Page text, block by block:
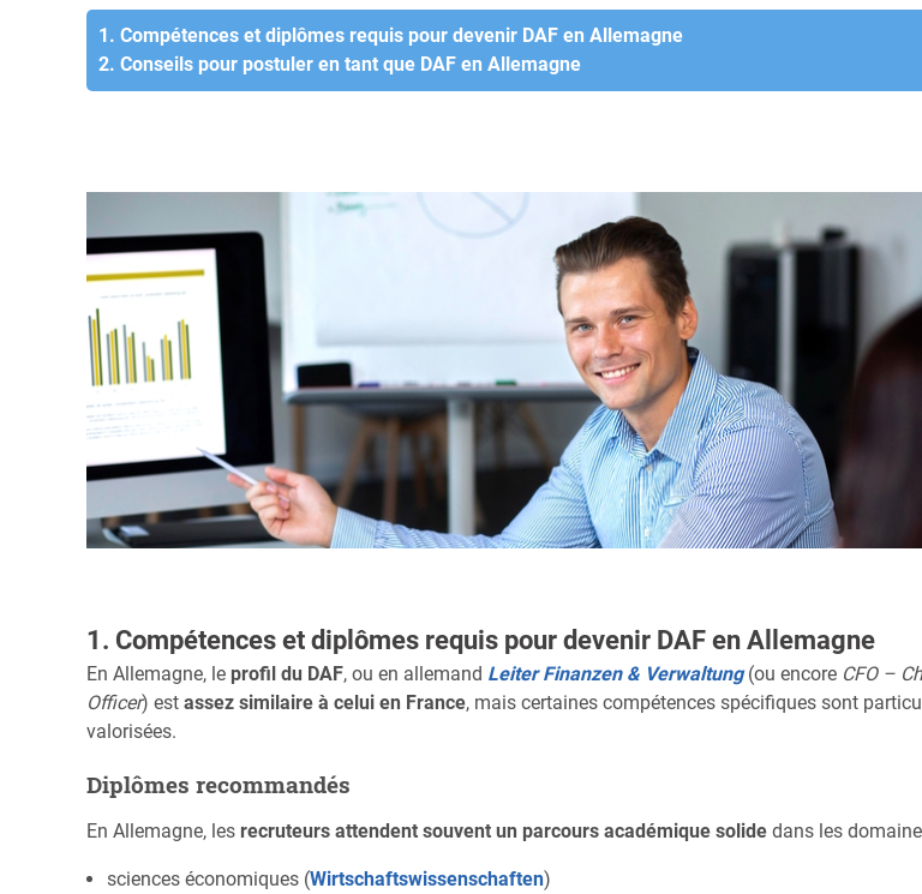
1. Compétences et diplômes requis pour devenir DAF en Allemagne
2. Conseils pour postuler en tant que DAF en Allemagne
1. Compétences et diplômes requis pour devenir DAF en Allemagne
En Allemagne, le profil du DAF, ou en allemand Leiter Finanzen & Verwaltung(ou encore CFO –
Officer) est assez similaire à celui en France, mais certaines compétences spécifiques sont
valorisées.
Diplômes recommandés
En Allemagne, les recruteurs attendent souvent un parcours académique solide dans les
sciences économiques (Wirtschaftswissenschaften)